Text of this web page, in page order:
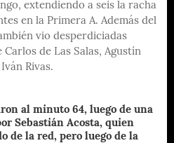
extendiendo a seis la racha
en la Primera A. Además del
vio desperdiciadas
de Las Salas, Agustín
Rivas.
al minuto 64, luego de una
Sebastián Acosta, quien
de la red, pero luego de la